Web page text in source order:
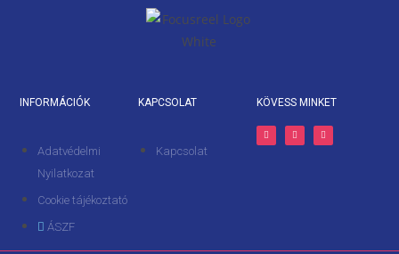
INFORMÁCIÓK
Adatvédelmi
Nyilatkozat
Cookie tájékoztató
ÁSZF
KAPCSOLAT
Kapcsolat
KÖVESS MINKET